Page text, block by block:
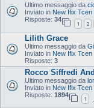
Ultimo messaggio da
Inviato in New Ifix Tcen
Risposte: 34
1 2
Lilith Grace
Ultimo messaggio da
Inviato in New Ifix Tcen
Risposte: 3
Rocco Siffredi
Ultimo messaggio da
Inviato in New Ifix Tcen
Risposte: 1894
1